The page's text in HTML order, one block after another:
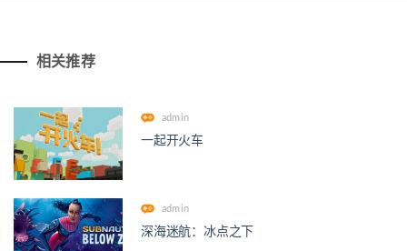
相关推荐
admin
一起开火车
admin
深海迷航：冰点之下